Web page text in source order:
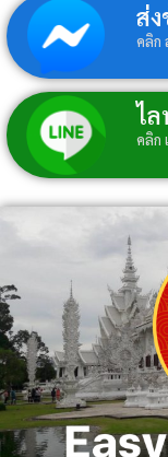
ส่
คลิก
ไ
คลิก